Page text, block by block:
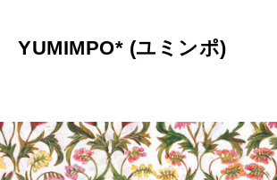
YUMIMPO* (ユミンポ)